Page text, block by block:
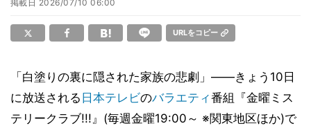
掲載日 2026/07/10 06:00
URLをコピー
「白塗りの裏に隠された家族の悲劇」――きょう10日
に放送される 日本テレビのバラエティ番組『金曜ミス
テリークラブ!!!』(毎週金曜19:00～ ※関東地区ほか)で